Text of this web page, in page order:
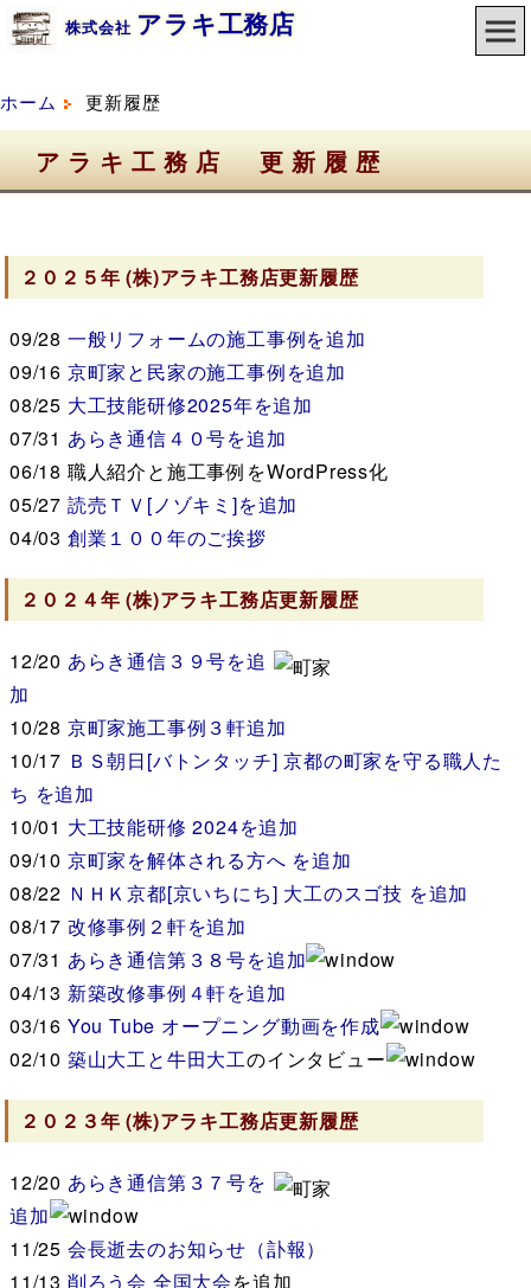
株式会社 アラキ工務店
ホーム 更新履歴
アラキ工務店 更新履歴
２０２５年(株)アラキ工務店更新履歴
09/28 一般リフォームの施工事例を追加
09/16 京町家と 民家の施工事例を追加
08/25 大工技能研修2025年を追加
07/31 あらき通信４０号を追加
06/18 職人紹介と施工事例をWordPress化
05/27 読売ＴＶ[ノゾキミ]を追加
04/03 創業１００年のご挨拶
２０２４年(株)アラキ工務店更新履歴
12/20 あらき通信３９号を追
加
10/28 京町家施工事例３軒追加
10/17 ＢＳ朝日[バトンタッチ] 京都の町家を守る職人た
ち を追加
10/01 大工技能研修 2024を追加
09/10 京町家を解体される方へ を追加
08/22 ＮＨＫ京都[京いちにち] 大工のスゴ技 を追加
08/17 改修事例２軒を追加
07/31 あらき通信第３８号を追加
04/13 新築改修事例４軒を追加
03/16 You Tube オープニング動画を作成
02/10 築山大工と牛田大工のインタビュー
２０２３年(株)アラキ工務店更新履歴
12/20 あらき通信第３７号を
追加
11/25 会長逝去のお知らせ（訃報）
11/13 削ろう会 全国大会を追加